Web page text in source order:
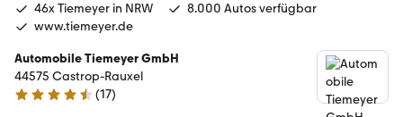
46x Tiemeyer in NRW
8.000 Autos verfügbar
www.tiemeyer.de
Automobile Tiemeyer GmbH
44575 Castrop-Rauxel
4.6 Sterne
(17)